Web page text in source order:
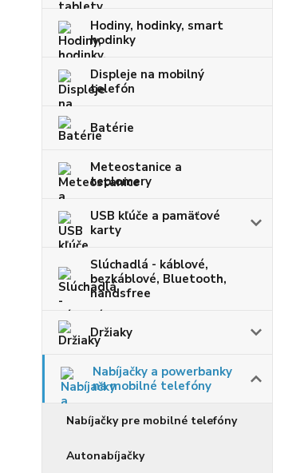
Hodiny, hodinky, smart
hodinky
Displeje na mobilný
telefón
Batérie
Meteostanice a
teplomery
USB kľúče a pamäťové
karty
Slúchadlá - káblové,
bezkáblové, Bluetooth,
handsfree
Držiaky
Nabíjačky a powerbanky
na mobilné telefóny
Nabíjačky pre mobilné telefóny
Autonabíjačky